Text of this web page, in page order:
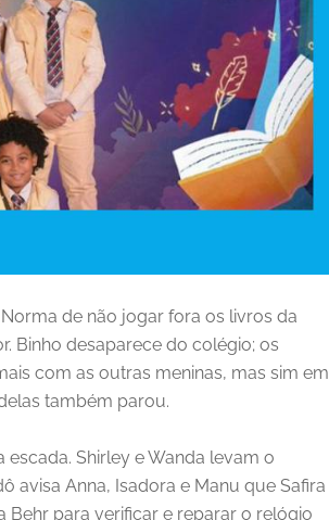
de não jogar fora os livros da
Binho desaparece do colégio; os
com as outras meninas, mas sim em
também parou.
Shirley e Wanda levam o
avisa Anna, Isadora e Manu que Safira
Behr para verificar e reparar o relógio